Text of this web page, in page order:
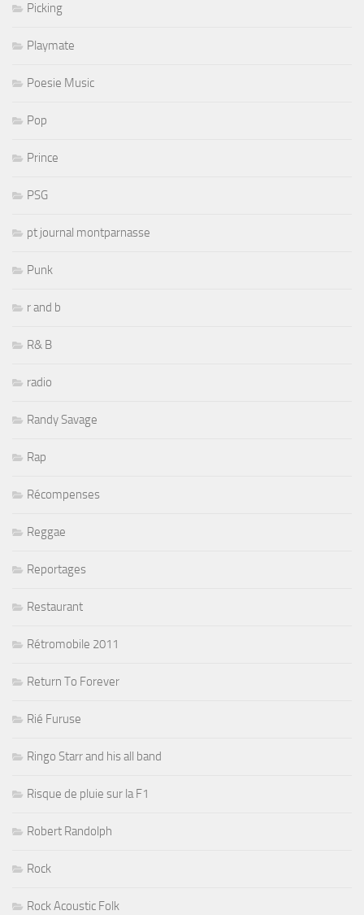
Picking
Playmate
Poesie Music
Pop
Prince
PSG
pt journal montparnasse
Punk
r and b
R& B
radio
Randy Savage
Rap
Récompenses
Reggae
Reportages
Restaurant
Rétromobile 2011
Return To Forever
Rié Furuse
Ringo Starr and his all band
Risque de pluie sur la F1
Robert Randolph
Rock
Rock Acoustic Folk